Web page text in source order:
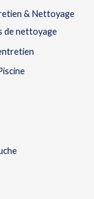
& Nettoyage
de nettoyage